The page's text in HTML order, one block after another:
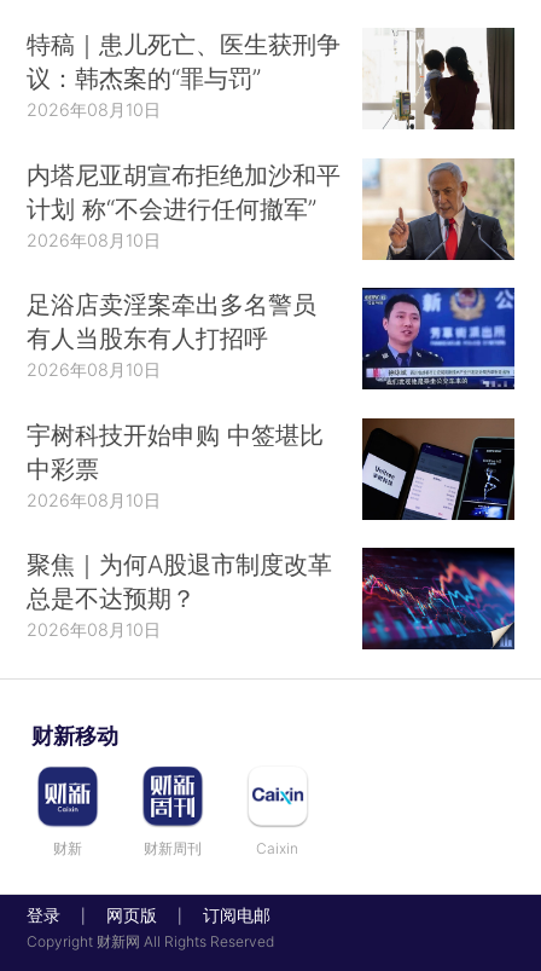
特稿｜患儿死亡、医生获刑争
议：韩杰案的“罪与罚”
2026年08月10日
内塔尼亚胡宣布拒绝加沙和平
计划 称“不会进行任何撤军”
2026年08月10日
足浴店卖淫案牵出多名警员
有人当股东有人打招呼
2026年08月10日
宇树科技开始申购 中签堪比
中彩票
2026年08月10日
聚焦｜为何A股退市制度改革
总是不达预期？
2026年08月10日
财新移动
财新 财新周刊 Caixin
登录 网页版 订阅电邮
Copyright 财新网 All Rights Reserved